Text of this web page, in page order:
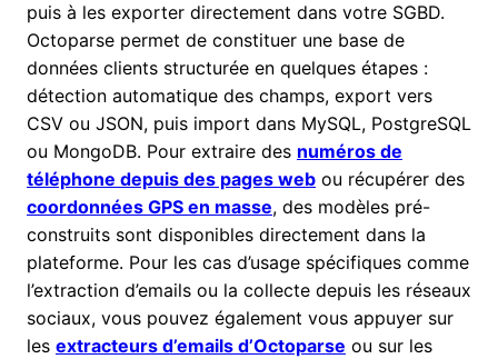
puis à les exporter directement dans votre SGBD.
Octoparse permet de constituer une base de
données clients structurée en quelques étapes :
détection automatique des champs, export vers
CSV ou JSON, puis import dans MySQL, PostgreSQL
ou MongoDB. Pour extraire des numéros de
téléphone depuis des pages web ou récupérer des
coordonnées GPS en masse, des modèles pré-
construits sont disponibles directement dans la
plateforme. Pour les cas d’usage spécifiques comme
l’extraction d’emails ou la collecte depuis les réseaux
sociaux, vous pouvez également vous appuyer sur
les extracteurs d’emails d’Octoparse ou sur les